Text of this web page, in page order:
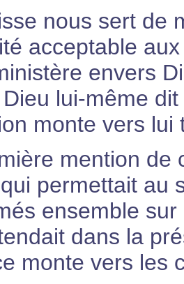
nous sert de
acceptable
envers
lui-même
monte vers
mention de
permettait au
ensemble
dans la
monte vers les